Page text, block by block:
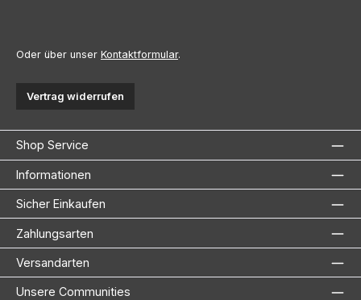
Oder über unser Kontaktformular.
Vertrag widerrufen
Shop Service
Informationen
Sicher Einkaufen
Zahlungsarten
Versandarten
Unsere Communities